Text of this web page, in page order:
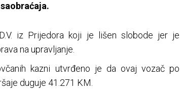
iz Prijedora koji je lišen slobode jer je
na upravljanje.
kazni utvrđeno je da ovaj vozač po
duguje 41.271 KM.